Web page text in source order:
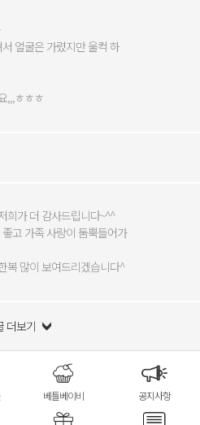
얼굴은 가렸지만 울컥 하
,,,ㅎㅎㅎ
희가 더 감사드립니다~^^
고 가족 사랑이 둠뿍들어가
복 많이 보여드리겠습니다^
더보기
베틀베이비 공지사항